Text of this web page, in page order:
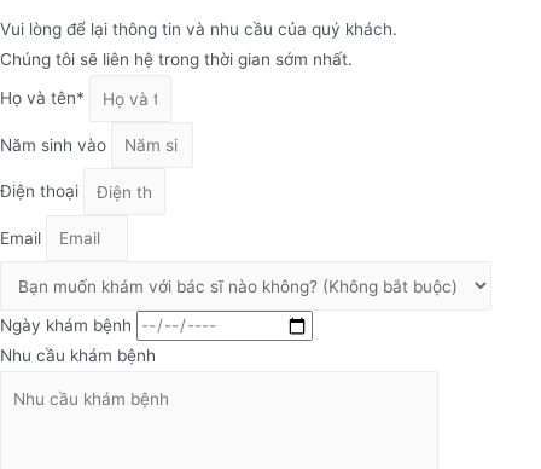
Vui lòng để lại thông tin và nhu cầu của quý khách.
Chúng tôi sẽ liên hệ trong thời gian sớm nhất.
Họ và tên*
Năm sinh vào
Điện thoại
Email
Ngày khám bệnh
Nhu cầu khám bệnh